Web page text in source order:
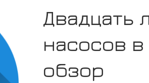
Двадцать
насосов
обзор